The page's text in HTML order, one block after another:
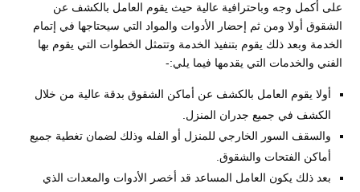
على أكمل وجه وباحترافية عالية حيث يقوم العامل بالكشف عن
الشقوق أولا ومن ثم إحضار الأدوات والمواد التي سيحتاجها في إتمام
الخدمة وبعد ذلك يقوم بتنفيذ الخدمة وتتمثل الخطوات التي يقوم بها
الفني والخدمات التي يقدمها فيما يلي:-
أولا يقوم العامل بالكشف عن أماكن الشقوق بدقة عالية من خلال
الكشف في جميع جدران المنزل.
والسقف السور الخارجي للمنزل أو الفله وذلك لضمان تغطية جميع
أماكن الفتحات والشقوق.
بعد ذلك يكون العامل المساعد قد أخصر الأدوات والمعدات الذي